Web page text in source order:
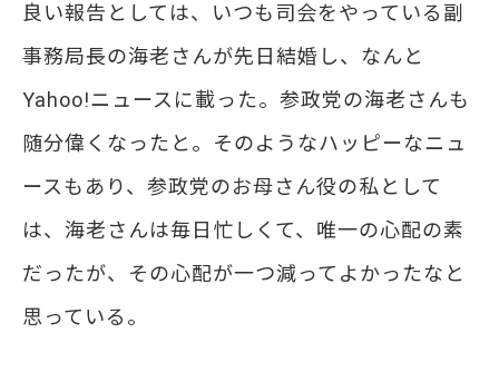
良い報告としては、いつも司会をやっている副
事務局長の海老さんが先日結婚し、なんと
Yahoo!ニュースに載った。参政党の海老さんも
随分偉くなったと。そのようなハッピーなニュ
ースもあり、参政党のお母さん役の私として
は、海老さんは毎日忙しくて、唯一の心配の素
だったが、その心配が一つ減ってよかったなと
思っている。